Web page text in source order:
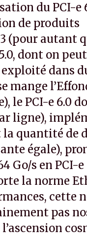
du PCI-e
de produits
(pour autant
dont on
dans
mange
le PCI-e 6.0
ligne),
quantité de
égale),
Go/s en PCI-e
la norme
cette
pas